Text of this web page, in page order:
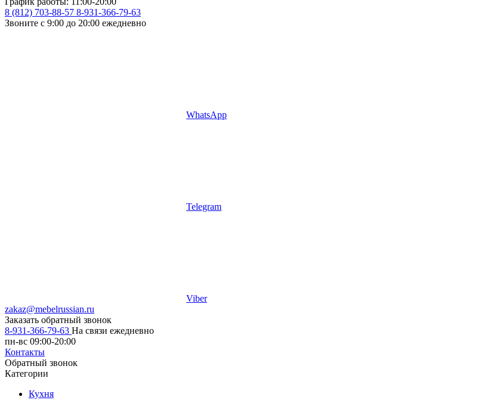
8 (812) 703-88-57 8-931-366-79-63
Звоните с 9:00 до 20:00 ежедневно
WhatsApp
Telegram
Viber
zakaz@mebelrussian.ru
Заказать обратный звонок
8-931-366-79-63 На связи ежедневно
пн-вс 09:00-20:00
Контакты
Обратный звонок
Категории
Кухня